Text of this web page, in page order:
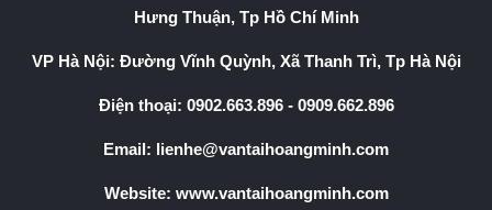
Hưng Thuận, Tp Hồ Chí Minh
VP Hà Nội: Đường Vĩnh Quỳnh, Xã Thanh Trì, Tp Hà Nội
Điện thoại: 0902.663.896- 0909.662.896
Email: lienhe@vantaihoangminh.com
Website: www.vantaihoangminh.com